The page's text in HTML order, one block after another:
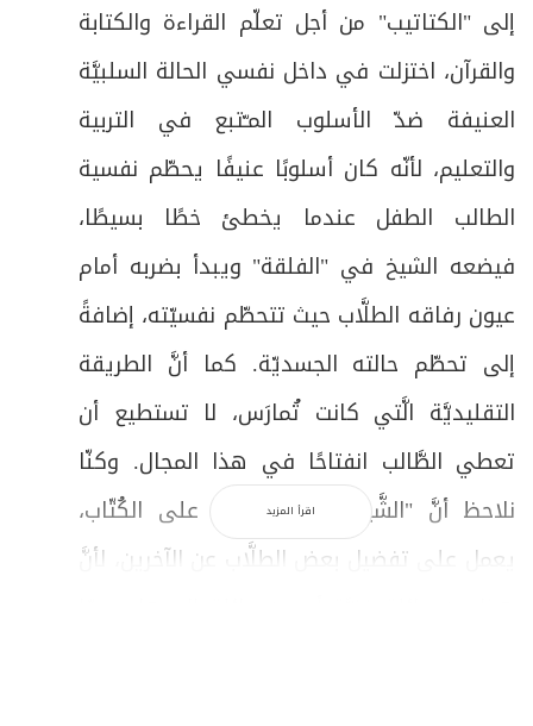
إلى "الكتاتيب" من أجل تعلّم القراءة والكتابة
والقرآن، اختزلت في داخل نفسي الحالة السلبيَّة
العنيفة ضدّ الأسلوب المـّتبع في التربية
والتعليم، لأنّه كان أسلوبًا عنيفًا يحطّم نفسية
الطالب الطفل عندما يخطئ خطًا بسيطًا،
فيضعه الشيخ في "الفلقة" ويبدأ بضربه أمام
عيون رفاقه الطلَّاب حيث تتحطّم نفسيّته، إضافةً
إلى تحطّم حالته الجسديّة. كما أنَّ الطريقة
التقليديَّة الَّتي كانت تُمارَس، لا تستطيع أن
تعطي الطَّالب انفتاحًا في هذا المجال. وكنّا
نلاحظ أنَّ "الشَّيخ" الَّذي يُشرف على الكُتّاب،
يعمل على تفضيل بعض الطلَّاب عن الآخرين، لأنَّ
اقرأ المزيد